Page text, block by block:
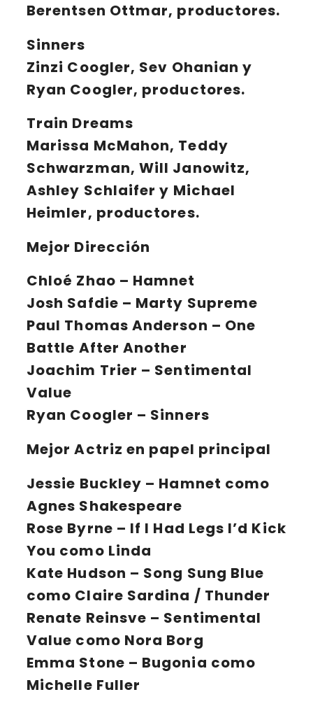
Berentsen Ottmar, productores.
Sinners
Zinzi Coogler, Sev Ohanian y
Ryan Coogler, productores.
Train Dreams
Marissa McMahon, Teddy
Schwarzman, Will Janowitz,
Ashley Schlaifer y Michael
Heimler, productores.
Mejor Dirección
Chloé Zhao – Hamnet
Josh Safdie – Marty Supreme
Paul Thomas Anderson – One
Battle After Another
Joachim Trier – Sentimental
Value
Ryan Coogler – Sinners
Mejor Actriz en papel principal
Jessie Buckley – Hamnet como
Agnes Shakespeare
Rose Byrne – If I Had Legs I’d Kick
You como Linda
Kate Hudson – Song Sung Blue
como Claire Sardina / Thunder
Renate Reinsve – Sentimental
Value como Nora Borg
Emma Stone – Bugonia como
Michelle Fuller